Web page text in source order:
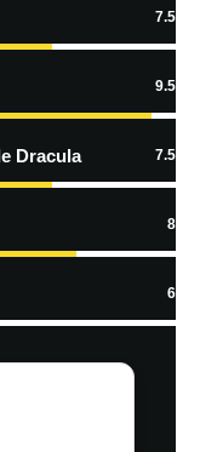
En savoir
7.5
9.5
Dracula 7.5
8
6